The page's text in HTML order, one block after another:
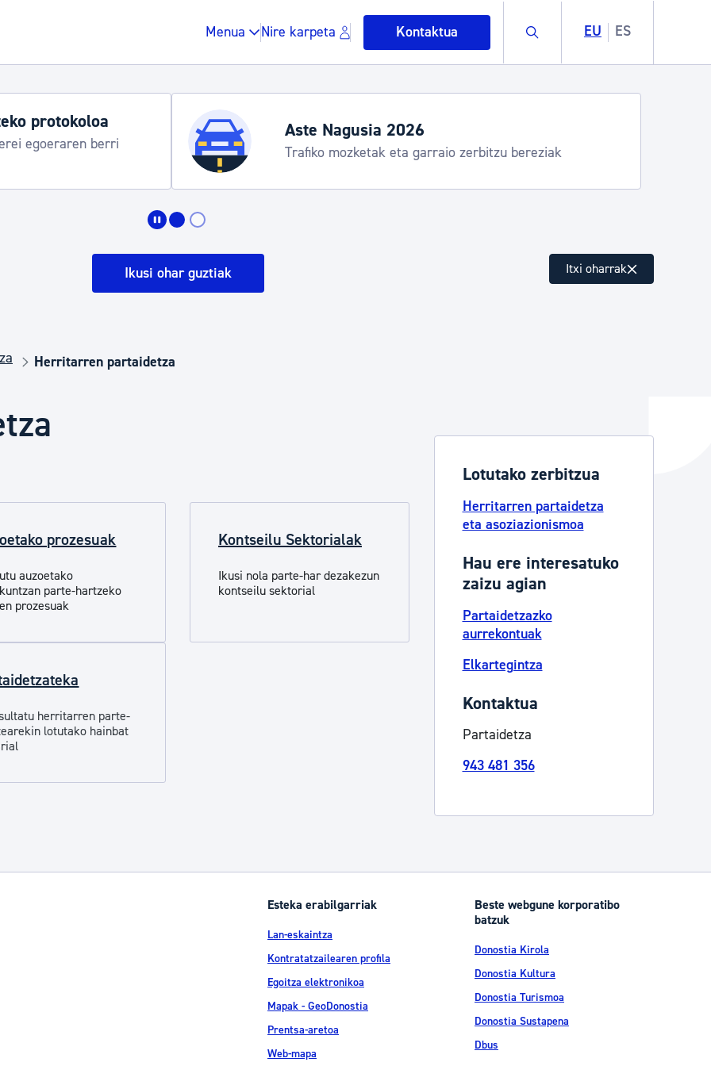
Menua Nire karpeta Kontaktua Buscar EU ES
Gune publikoa, hondakinak eta ingurumena
Berdintasuna, Giza Eskubideak eta bizikidetza
Kultura
Izapideen katalogoa
protokoloa
egoeraren berri
Aste Nagusia 2026
Trafiko mozketak eta garraio zerbitzu bereziak
Ikusi ohar guztiak Itxi oharrak
Herritarren partaidetza
prozesuak
auzoetako
parte-hartzeko
prozesuak
Kontseilu Sektorialak
Ikusi nola parte-har dezakezun
kontseilu sektorial
herritarren parte-
lotutako hainbat
Lotutako zerbitzua
Herritarren partaidetza
eta asoziazionismoa
Hau ere interesatuko
zaizu agian
Partaidetzazko
aurrekontuak
Elkartegintza
Kontaktua
Partaidetza
943 481 356
Esteka erabilgarriak
Lan-eskaintza
Kontratatzailearen profila
Egoitza elektronikoa
Mapak - GeoDonostia
Prentsa-aretoa
Web-mapa
Beste webgune korporatibo
batzuk
Donostia Kirola
Donostia Kultura
Donostia Turismoa
Donostia Sustapena
Dbus